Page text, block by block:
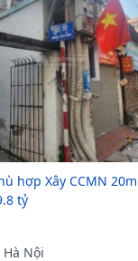
hợp Xây CCMN
tỷ
Hà Nội